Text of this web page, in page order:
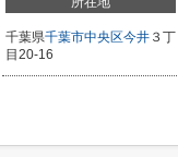
千葉県千葉市中央区今井 ３丁
目20-16